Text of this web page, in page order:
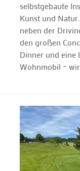
selbstgebaute
Kunst und
neben der
den großen
Dinner und eine
Wohnmobil –